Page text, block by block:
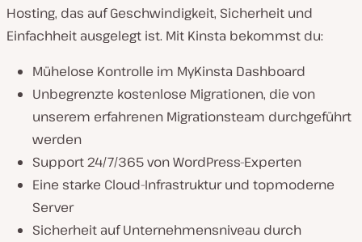
Hosting, das auf Geschwindigkeit, Sicherheit und
Einfachheit ausgelegt ist. Mit Kinsta bekommst du:
Mühelose Kontrolle im MyKinsta Dashboard
Unbegrenzte kostenlose Migrationen, die von
unserem erfahrenen Migrationsteam durchgeführt
werden
Support 24/7/365 von WordPress-Experten
Eine starke Cloud-Infrastruktur und topmoderne
Server
Sicherheit auf Unternehmensniveau durch